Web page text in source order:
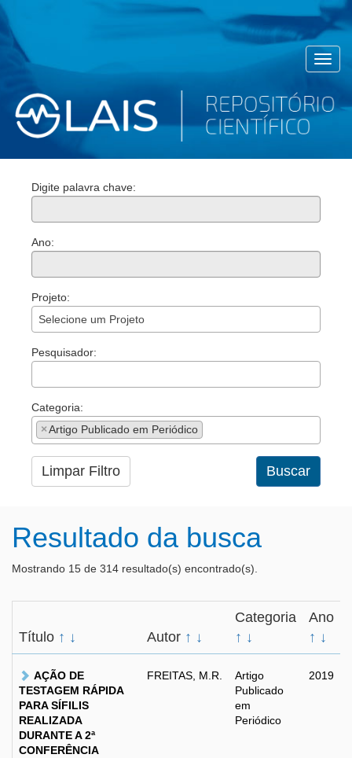
Digite palavra chave:
Ano:
Projeto:
Selecione um Projeto
Pesquisador:
Categoria:
×Artigo Publicado em Periódico
Limpar Filtro Buscar
Resultado da busca
Mostrando 15 de 314 resultado(s) encontrado(s).
Título ↑ ↓ Autor ↑ ↓
Categoria
↑ ↓
Ano
↑ ↓
AÇÃO DE
TESTAGEM RÁPIDA
PARA SÍFILIS
REALIZADA
DURANTE A 2ª
CONFERÊNCIA
FREITAS, M.R.
Artigo
Publicado
em
Periódico
2019